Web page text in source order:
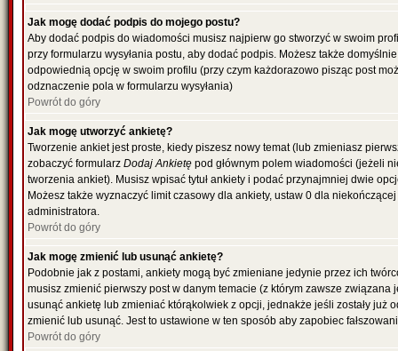
Jak mogę dodać podpis do mojego postu?
Aby dodać podpis do wiadomości musisz najpierw go stworzyć w swoim
przy formularzu wysyłania postu, aby dodać podpis. Możesz także
odpowiednią opcję w swoim profilu (przy czym każdorazowo pisząc post
odznaczenie pola w formularzu wysyłania)
Powrót do góry
Jak mogę utworzyć ankietę?
Tworzenie ankiet jest proste, kiedy piszesz nowy temat (lub zmieniasz
zobaczyć formularz Dodaj Ankietę pod głównym polem wiadomości (jeżeli
tworzenia ankiet). Musisz wpisać tytuł ankiety i podać przynajmniej dwie
Możesz także wyznaczyć limit czasowy dla ankiety, ustaw 0 dla
administratora.
Powrót do góry
Jak mogę zmienić lub usunąć ankietę?
Podobnie jak z postami, ankiety mogą być zmieniane jedynie przez ich
musisz zmienić pierwszy post w danym temacie (z którym zawsze związana
usunąć ankietę lub zmieniać którąkolwiek z opcji, jednakże jeśli zostały już
zmienić lub usunąć. Jest to ustawione w ten sposób aby zapobiec
Powrót do góry